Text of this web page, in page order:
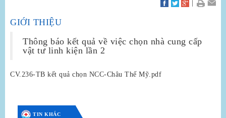
GIỚI THIỆU
Thông báo kết quả về việc chọn nhà cung cấp
vật tư linh kiện lần 2
CV.236-TB kết quả chọn NCC-Châu Thế Mỹ.pdf
TIN KHÁC